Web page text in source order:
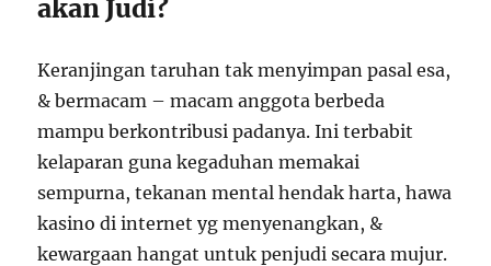
akan Judi?
Keranjingan taruhan tak menyimpan pasal esa,
& bermacam – macam anggota berbeda
mampu berkontribusi padanya. Ini terbabit
kelaparan guna kegaduhan memakai
sempurna, tekanan mental hendak harta, hawa
kasino di internet yg menyenangkan, &
kewargaan hangat untuk penjudi secara mujur.